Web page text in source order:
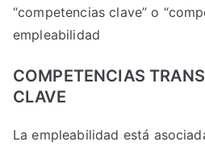
“competencias clave” o
empleabilidad
COMPETENCIAS
CLAVE
La empleabilidad está